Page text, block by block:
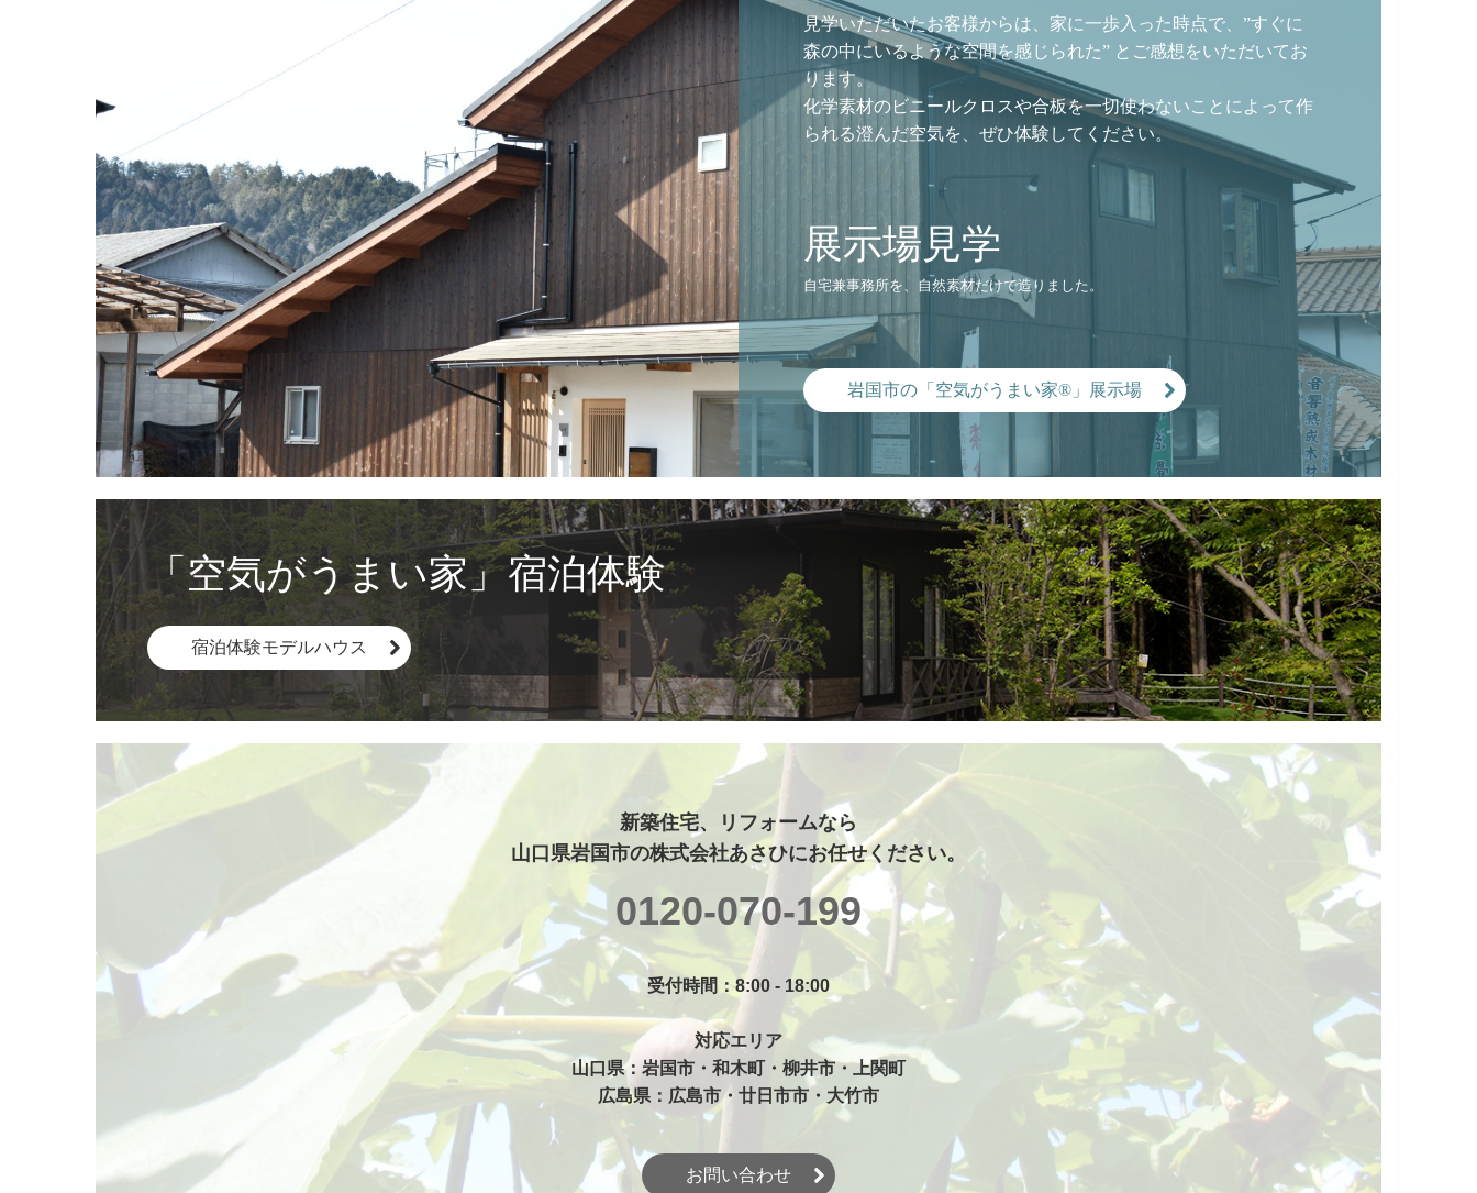
見学いただいたお客様からは、家に一歩入った時点で、”すぐに
森の中にいるような空間を感じられた” とご感想をいただいてお
ります。
化学素材のビニールクロスや合板を一切使わないことによって作
られる澄んだ空気を、ぜひ体験してください。
展示場見学
自宅兼事務所を、自然素材だけで造りました。
岩国市の「空気がうまい家®」展示場
「空気がうまい家」宿泊体験
宿泊体験モデルハウス
新築住宅、リフォームなら
山口県岩国市の株式会社あさひにお任せください。
0120-070-199
受付時間：8:00 - 18:00
対応エリア
山口県：岩国市・和木町・柳井市・上関町
広島県：広島市・廿日市市・大竹市
お問い合わせ